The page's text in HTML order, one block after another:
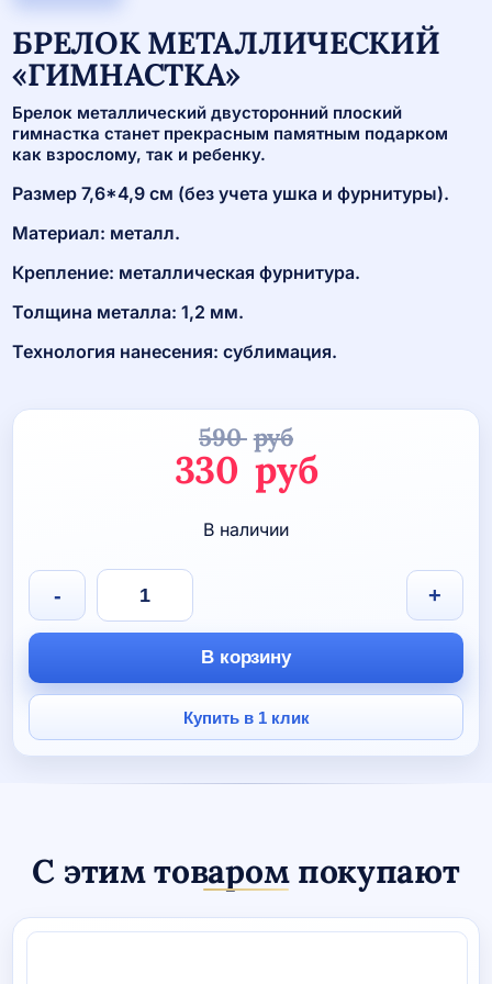
БРЕЛОК МЕТАЛЛИЧЕСКИЙ
«ГИМНАСТКА»
Брелок металлический двусторонний плоский
гимнастка станет прекрасным памятным подарком
как взрослому, так и ребенку.
Размер 7,6*4,9 см (без учета ушка и фурнитуры).
Материал: металл.
Крепление: металлическая фурнитура.
Толщина металла: 1,2 мм.
Технология нанесения: сублимация.
590 руб
цена
составляла
330 руб
Текущая
цена:
В наличии
Количество
товара
Брелок
металлический
- +
В корзину
Купить в 1 клик
С этим товаром покупают